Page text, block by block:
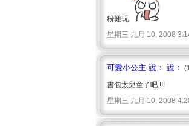
粉難玩
星期三 九月 10, 2008
可愛小公主 說： 說：
書包太兒童了吧 !!!
星期三 九月 10, 2008